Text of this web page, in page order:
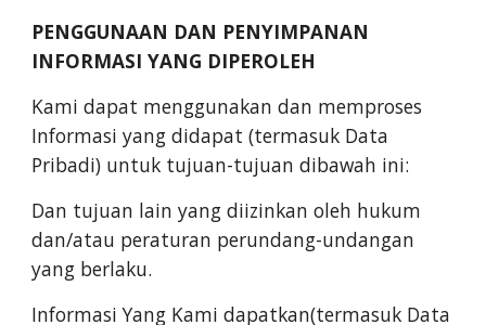
PENGGUNAAN DAN PENYIMPANAN
INFORMASI YANG DIPEROLEH
Kami dapat menggunakan dan memproses
Informasi yang didapat (termasuk Data
Pribadi) untuk tujuan-tujuan dibawah ini:
Dan tujuan lain yang diizinkan oleh hukum
dan/atau peraturan perundang-undangan
yang berlaku.
Informasi Yang Kami dapatkan(termasuk Data